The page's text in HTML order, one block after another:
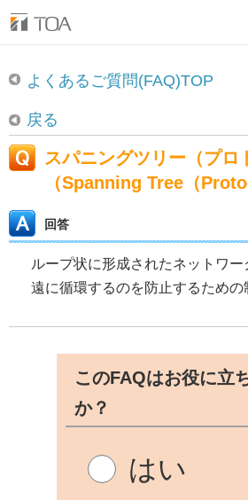
よくあるご質問(FAQ)TOP
戻る
スパニングツリー（プロ
（Spanning Tree（
回答
ループ状に形成されたネットワー
遠に循環するのを防止するための
このFAQはお役に立
か？
はい